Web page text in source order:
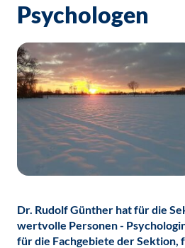
Psychologen
Dr. Rudolf Günther hat für die
wertvolle Personen -
für die Fachgebiete der Sektion,